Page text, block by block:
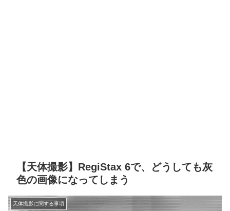
【天体撮影】RegiStax 6で、どうしても灰
色の画像になってしまう
天体撮影に関する事項